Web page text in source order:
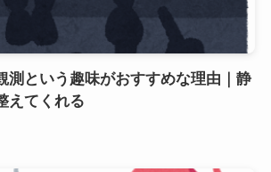
測という趣味がおすすめな理由｜静
えてくれる